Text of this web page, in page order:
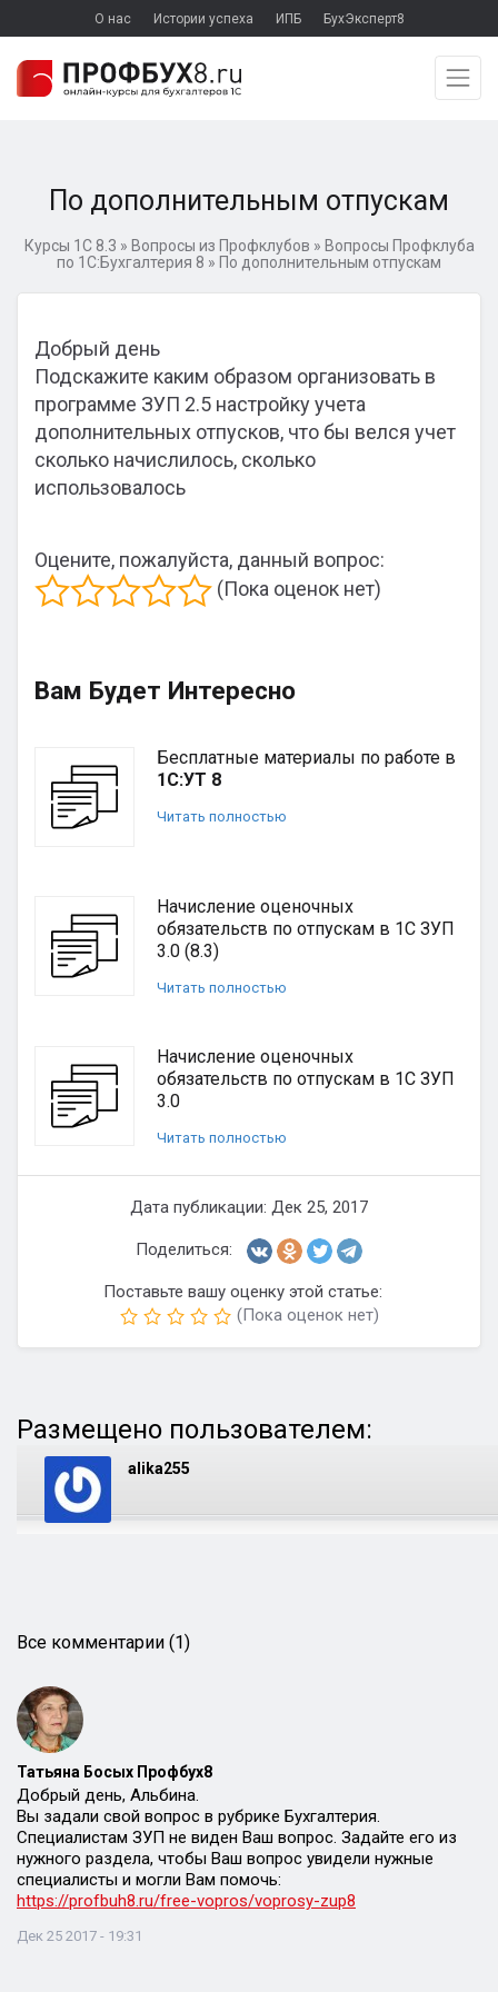
О нас Истории успеха ИПБ БухЭксперт8
По дополнительным отпускам
Курсы 1С 8.3 » Вопросы из Профклубов » Вопросы Профклуба
по 1С:Бухгалтерия 8 » По дополнительным отпускам
Добрый день
Подскажите каким образом организовать в
программе ЗУП 2.5 настройку учета
дополнительных отпусков, что бы велся учет
сколько начислилось, сколько
использовалось
Оцените, пожалуйста, данный вопрос:
(Пока оценок нет)
Вам Будет Интересно
Бесплатные материалы по работе в
1С:УТ 8
Читать полностью
Начисление оценочных
обязательств по отпускам в 1С ЗУП
3.0 (8.3)
Читать полностью
Начисление оценочных
обязательств по отпускам в 1С ЗУП
3.0
Читать полностью
Дата публикации: Дек 25, 2017
Поделиться:
Поставьте вашу оценку этой статье:
(Пока оценок нет)
Размещено пользователем:
alika255
Все комментарии (1)
Татьяна Босых Профбух8
Добрый день, Альбина.
Вы задали свой вопрос в рубрике Бухгалтерия.
Специалистам ЗУП не виден Ваш вопрос. Задайте его из
нужного раздела, чтобы Ваш вопрос увидели нужные
специалисты и могли Вам помочь:
https://profbuh8.ru/free-vopros/voprosy-zup8
Дек 25 2017 - 19:31